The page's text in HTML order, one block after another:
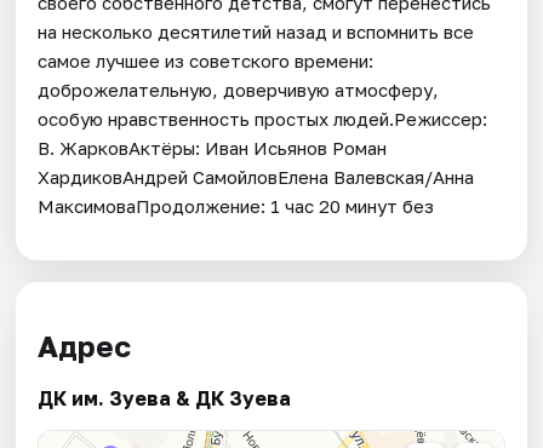
на несколько десятилетий назад и вспомнить все
самое лучшее из советского времени:
доброжелательную, доверчивую атмосферу,
особую нравственность простых людей.Режиссер:
В. ЖарковАктёры: Иван Исьянов Роман
ХардиковАндрей СамойловЕлена Валевская/Анна
МаксимоваПродолжение: 1 час 20 минут без
Адрес
ДК им. Зуева & ДК Зуева